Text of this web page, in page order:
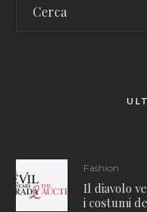
Fashion
Il diavolo
i costumi